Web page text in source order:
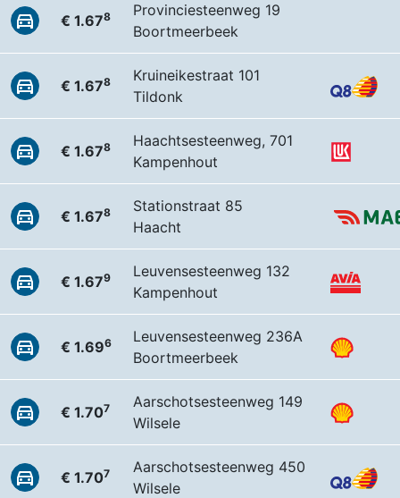
€ 1.678
Provinciesteenweg 19
Boortmeerbeek
€ 1.678
Kruineikestraat 101
Tildonk
€ 1.678
Haachtsesteenweg, 701
Kampenhout
€ 1.678
Stationstraat 85
Haacht
€ 1.679
Leuvensesteenweg 132
Kampenhout
€ 1.696
Leuvensesteenweg 236A
Boortmeerbeek
€ 1.707
Aarschotsesteenweg 149
Wilsele
€ 1.707
Aarschotsesteenweg 450
Wilsele